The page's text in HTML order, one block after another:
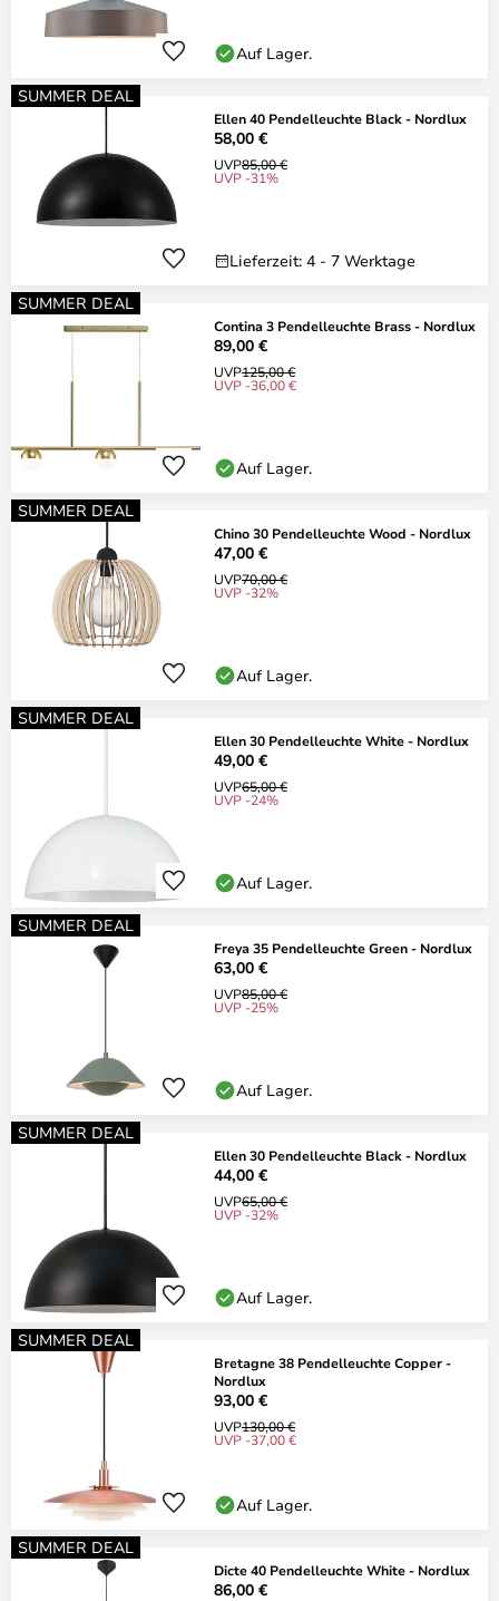
Auf Lager.
SUMMER DEAL
Ellen 40 Pendelleuchte Black - Nordlux
58,00 €
UVP85,00 €
UVP -31%
Lieferzeit: 4 - 7 Werktage
SUMMER DEAL
Contina 3 Pendelleuchte Brass - Nordlux
89,00 €
UVP125,00 €
UVP -36,00 €
Auf Lager.
SUMMER DEAL
Chino 30 Pendelleuchte Wood - Nordlux
47,00 €
UVP70,00 €
UVP -32%
Auf Lager.
SUMMER DEAL
Ellen 30 Pendelleuchte White - Nordlux
49,00 €
UVP65,00 €
UVP -24%
Auf Lager.
SUMMER DEAL
Freya 35 Pendelleuchte Green - Nordlux
63,00 €
UVP85,00 €
UVP -25%
Auf Lager.
SUMMER DEAL
Ellen 30 Pendelleuchte Black - Nordlux
44,00 €
UVP65,00 €
UVP -32%
Auf Lager.
SUMMER DEAL
Bretagne 38 Pendelleuchte Copper -
Nordlux
93,00 €
UVP130,00 €
UVP -37,00 €
Auf Lager.
SUMMER DEAL
Dicte 40 Pendelleuchte White - Nordlux
86,00 €